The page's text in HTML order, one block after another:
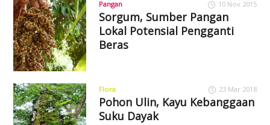
Pangan 10 Nov 2015
Sorgum, Sumber Pangan
Lokal Potensial Pengganti
Beras
Flora 23 Mar 2018
Pohon Ulin, Kayu Kebanggaan
Suku Dayak